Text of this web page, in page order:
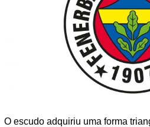
O escudo adquiriu uma forma